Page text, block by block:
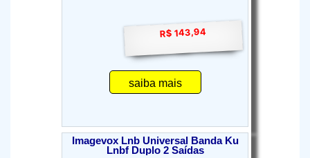
R$ 143,94
saiba mais
Imagevox Lnb Universal Banda Ku
Lnbf Duplo 2 Saídas